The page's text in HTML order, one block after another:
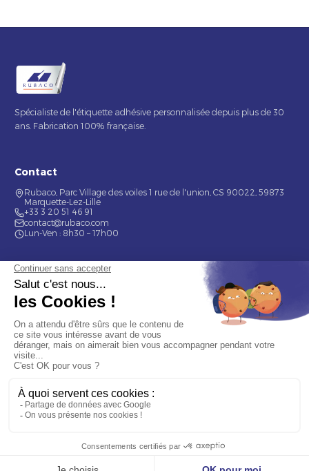
Spécialiste de l'étiquette adhésive personnalisée depuis plus de 30
ans. Fabrication 100% française.
Contact
Rubaco, Parc Village des voiles 1 rue de l'union, CS 90022, 59873
Marquette-Lez-Lille
+33 3 20 51 46 91
contact@rubaco.com
Lun-Ven : 8h30 – 17h00
Nos services
Étiquette alimentaire
Étiquette de bouteilles
Informations
Mentions légales
À propos
Nous contacter